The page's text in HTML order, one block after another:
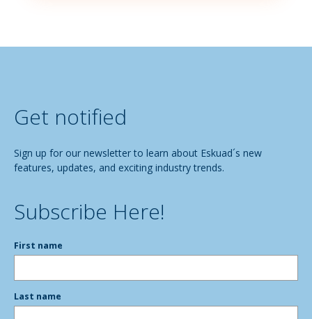
Get notified
Sign up for our newsletter to learn about Eskuad´s new
features, updates, and exciting industry trends.
Subscribe Here!
First name
Last name